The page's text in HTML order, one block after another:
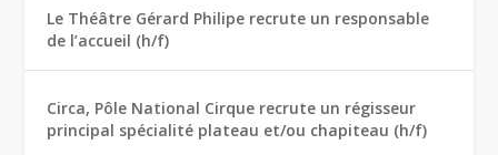
Le Théâtre Gérard Philipe recrute un responsable
de l’accueil (h/f)
Circa, Pôle National Cirque recrute un régisseur
principal spécialité plateau et/ou chapiteau (h/f)